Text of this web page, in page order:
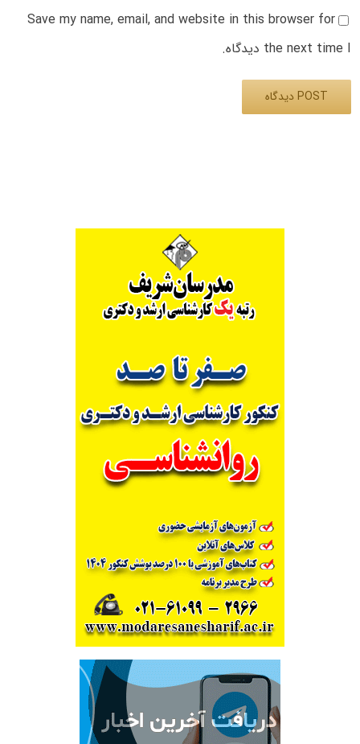
Save my name, email, and website in this browser for
the next time I دیدگاه.